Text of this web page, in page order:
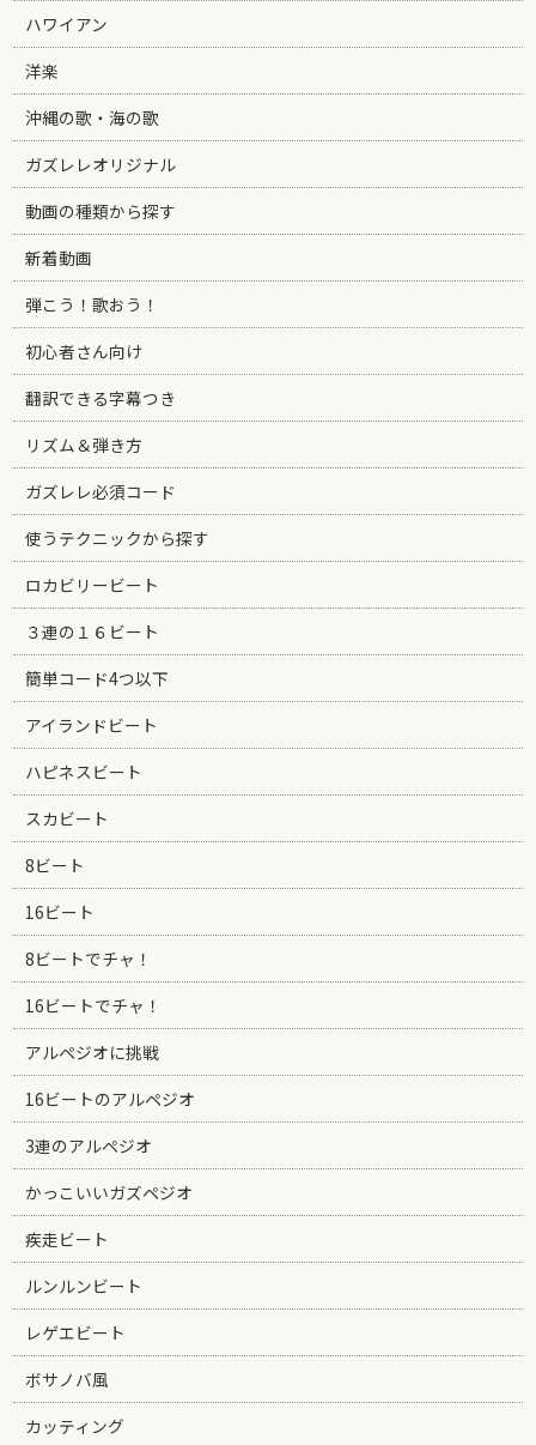
ハワイアン
洋楽
沖縄の歌・海の歌
ガズレレオリジナル
動画の種類から探す
新着動画
弾こう！歌おう！
初心者さん向け
翻訳できる字幕つき
リズム＆弾き方
ガズレレ必須コード
使うテクニックから探す
ロカビリービート
３連の１６ビート
簡単コード4つ以下
アイランドビート
ハピネスビート
スカビート
8ビート
16ビート
8ビートでチャ！
16ビートでチャ！
アルペジオに挑戦
16ビートのアルペジオ
3連のアルペジオ
かっこいいガズペジオ
疾走ビート
ルンルンビート
レゲエビート
ボサノバ風
カッティング